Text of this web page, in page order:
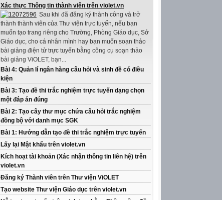
Xác thực Thông tin thành viên trên violet.vn
Sau khi đã đăng ký thành công và trở
thành thành viên của Thư viện trực tuyến, nếu bạn
muốn tạo trang riêng cho Trường, Phòng Giáo dục, Sở
Giáo dục, cho cá nhân mình hay bạn muốn soạn thảo
bài giảng điện tử trực tuyến bằng công cụ soạn thảo
bài giảng ViOLET, bạn...
Bài 4: Quản lí ngân hàng câu hỏi và sinh đề có điều
kiện
Bài 3: Tạo đề thi trắc nghiệm trực tuyến dạng chọn
một đáp án đúng
Bài 2: Tạo cây thư mục chứa câu hỏi trắc nghiệm
đồng bộ với danh mục SGK
Bài 1: Hướng dẫn tạo đề thi trắc nghiệm trực tuyến
Lấy lại Mật khẩu trên violet.vn
Kích hoạt tài khoản (Xác nhận thông tin liên hệ) trên
violet.vn
Đăng ký Thành viên trên Thư viện ViOLET
Tạo website Thư viện Giáo dục trên violet.vn